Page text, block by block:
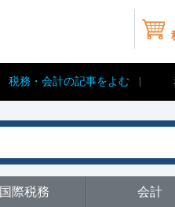
税務・会計の記事をよむ
国際税務 会計